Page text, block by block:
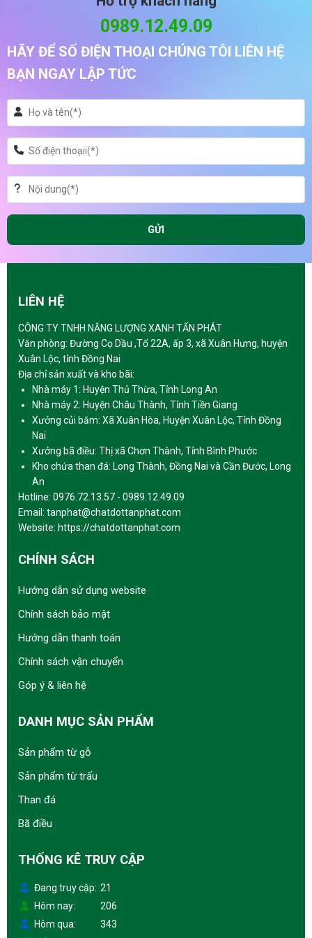
0989.12.49.09
HÃY ĐỂ SỐ ĐIỆN THOẠI CHÚNG TÔI LIÊN HỆ
BẠN NGAY LẬP TỨC
LIÊN HỆ
CÔNG TY TNHH NĂNG LƯỢNG XANH TẤN PHÁT
Văn phòng: Đường Cọ Dầu ,Tổ 22A, ấp 3, xã Xuân Hưng, huyện
Xuân Lộc, tỉnh Đồng Nai
Địa chỉ sản xuất và kho bãi:
Nhà máy 1: Huyện Thủ Thừa, Tỉnh Long An
Nhà máy 2: Huyện Châu Thành, Tỉnh Tiền Giang
Xưởng củi băm: Xã Xuân Hòa, Huyện Xuân Lộc, Tỉnh Đồng
Nai
Xưởng bã điều: Thị xã Chơn Thành, Tỉnh Bình Phước
Kho chứa than đá: Long Thành, Đồng Nai và Cần Đước, Long
An
Hotline: 0976.72.13.57 - 0989.12.49.09
Email: tanphat@chatdottanphat.com
Website: https://chatdottanphat.com
CHÍNH SÁCH
Hướng dẫn sử dụng website
Chính sách bảo mật
Hướng dẫn thanh toán
Chính sách vận chuyển
Góp ý & liên hệ
DANH MỤC SẢN PHẨM
Sản phẩm từ gỗ
Sản phẩm từ trấu
Than đá
Bã điều
THỐNG KÊ TRUY CẬP
Đang truy cập 21
Hôm nay
206
Hôm qua
343